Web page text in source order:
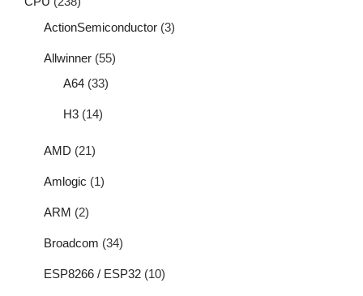
ActionSemiconductor (3)
Allwinner (55)
A64 (33)
H3 (14)
AMD (21)
Amlogic (1)
ARM (2)
Broadcom (34)
ESP8266 / ESP32 (10)